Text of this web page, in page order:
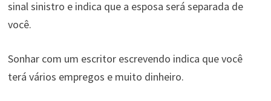
sinal sinistro e indica que a esposa será separada de
você.
Sonhar com um escritor escrevendo indica que você
terá vários empregos e muito dinheiro.